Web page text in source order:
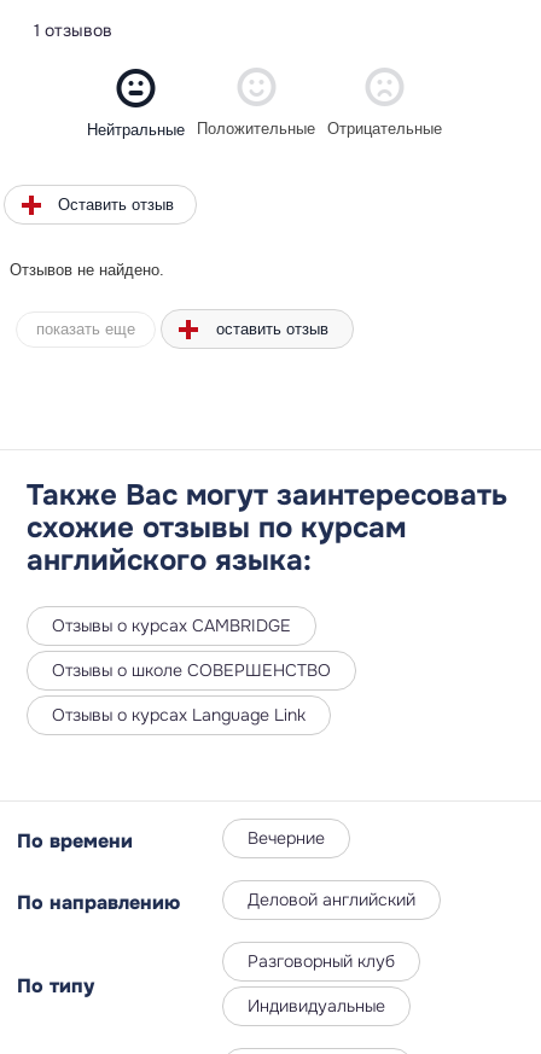
1 отзывов
Нейтральные Положительные Отрицательные
Оставить отзыв
Отзывов не найдено.
показать еще оставить отзыв
Также Вас могут заинтересовать
схожие отзывы по курсам
английского языка:
Отзывы о курсах CAMBRIDGE
Отзывы о школе СОВЕРШЕНСТВО
Отзывы о курсах Language Link
По времени Вечерние
По направлению Деловой английский
По типу
Разговорный клуб
Индивидуальные